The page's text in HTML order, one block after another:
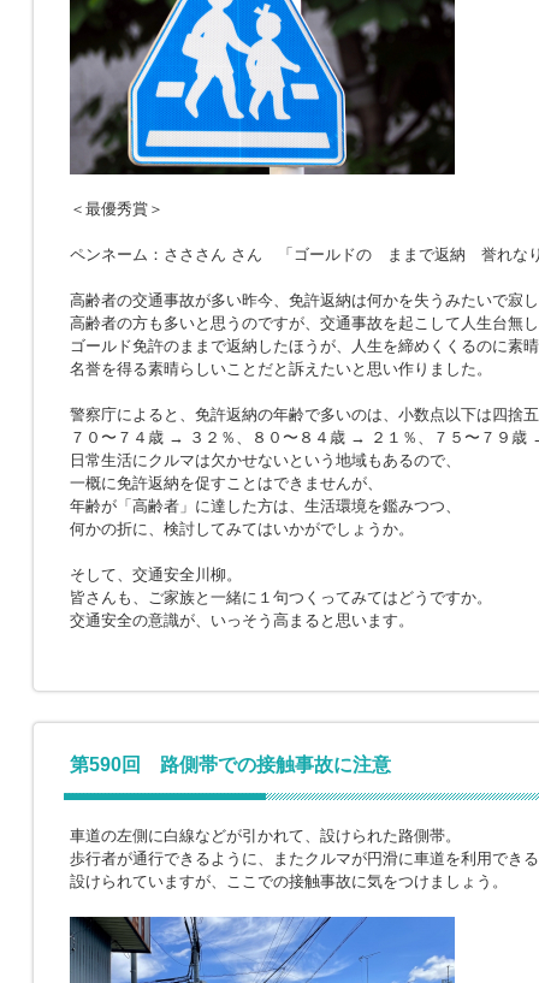
＜最優秀賞＞
ペンネーム：さささん さん 「ゴールドの ままで返納 誉れな
高齢者の交通事故が多い昨今、免許返納は何かを失うみたいで寂
高齢者の方も多いと思うのですが、交通事故を起こして人生台無
ゴールド免許のままで返納したほうが、人生を締めくくるのに素
名誉を得る素晴らしいことだと訴えたいと思い作りました。
警察庁によると、免許返納の年齢で多いのは、小数点以下は四捨
７０〜７４歳 → ３２％、８０〜８４歳 → ２１％、７５〜７９歳
日常生活にクルマは欠かせないという地域もあるので、
一概に免許返納を促すことはできませんが、
年齢が「高齢者」に達した方は、生活環境を鑑みつつ、
何かの折に、検討してみてはいかがでしょうか。
そして、交通安全川柳。
皆さんも、ご家族と一緒に１句つくってみてはどうですか。
交通安全の意識が、いっそう高まると思います。
第590回 路側帯での接触事故に注意
車道の左側に白線などが引かれて、設けられた路側帯。
歩行者が通行できるように、またクルマが円滑に車道を利用でき
設けられていますが、ここでの接触事故に気をつけましょう。